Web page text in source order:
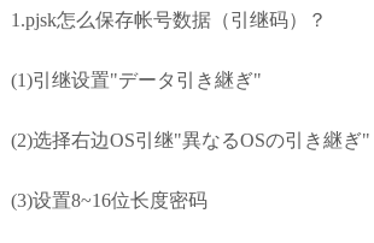
1.pjsk怎么保存帐号数据（引继码）？
(1)引继设置"データ引き継ぎ"
(2)选择右边OS引继"異なるOSの引き継ぎ"
(3)设置8~16位长度密码